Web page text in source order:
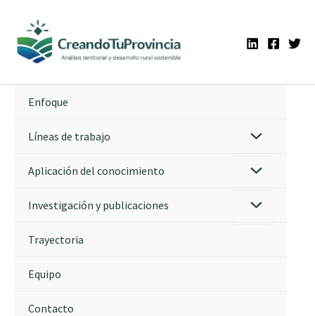
contenido
Enfoque
Líneas de trabajo
Aplicación del conocimiento
Investigación y publicaciones
Trayectoria
Equipo
Contacto